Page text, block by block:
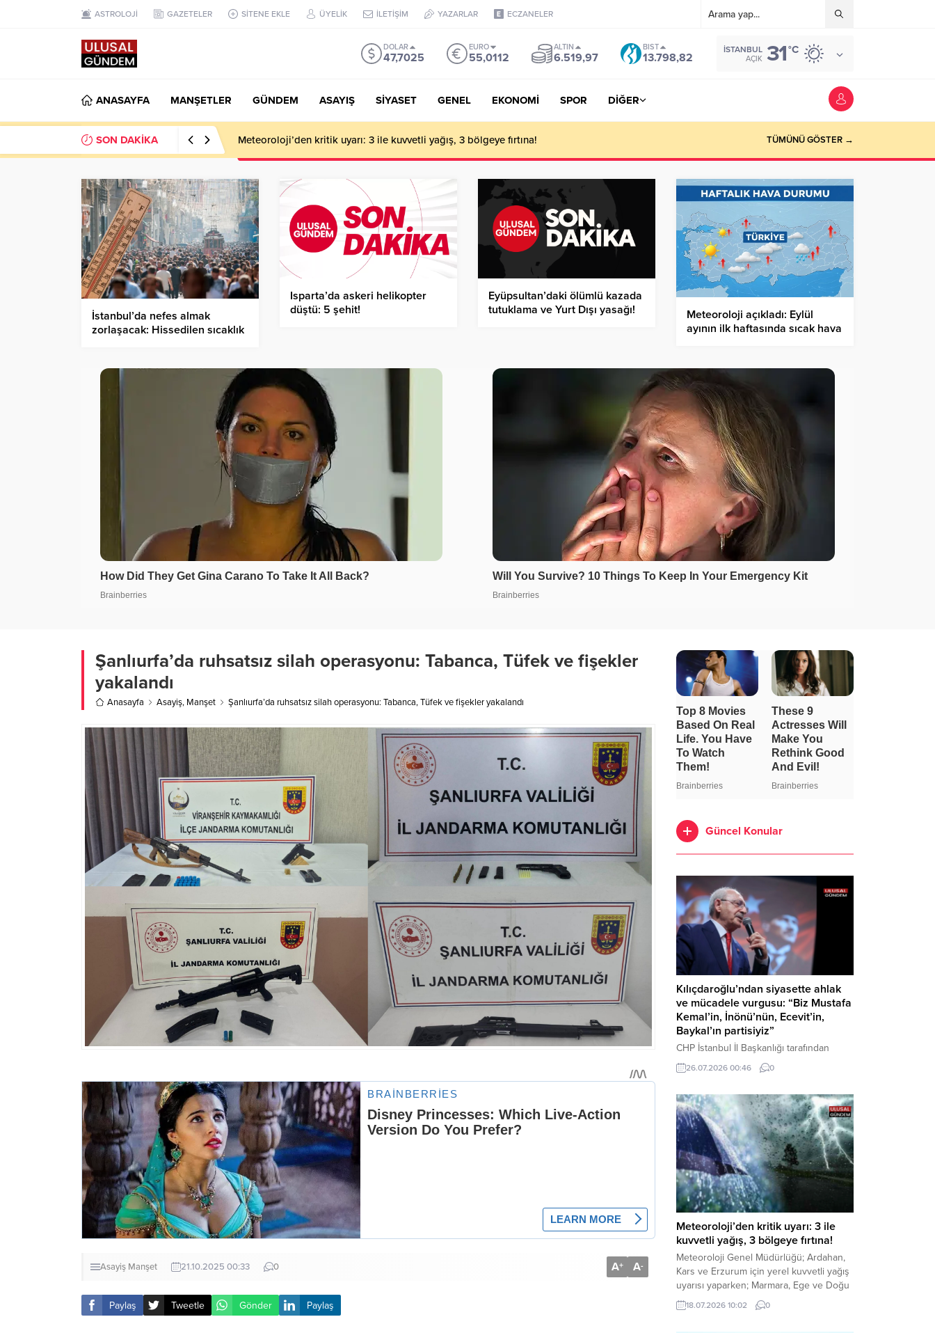
ASTROLOJİ GAZETELER SİTENE EKLE ÜYELİK İLETİŞİM YAZARLAR ECZANELER
DOLAR
47,7025
EURO
55,0112
ALTIN
6.519,97
BIST
13.798,82
İSTANBUL
AÇIK 31°C
ANASAYFA MANŞETLER GÜNDEM ASAYIŞ SİYASET GENEL EKONOMİ SPOR DİĞER
SON DAKİKA Meteoroloji’den kritik uyarı: 3 ile kuvvetli yağış, 3 bölgeye fırtına! TÜMÜNÜ GÖSTER →
İstanbul’da nefes almak
zorlaşacak: Hissedilen sıcaklık
Isparta’da askeri helikopter
düştü: 5 şehit!
Eyüpsultan’daki ölümlü kazada
tutuklama ve Yurt Dışı yasağı!
Meteoroloji açıkladı: Eylül
ayının ilk haftasında sıcak hava
Şanlıurfa’da ruhsatsız silah operasyonu: Tabanca, Tüfek ve fişekler
yakalandı
Anasayfa Asayiş, Manşet Şanlıurfa’da ruhsatsız silah operasyonu: Tabanca, Tüfek ve fişekler yakalandı
Asayiş Manşet 21.10.2025 00:33 0 A+ A-
Paylaş Tweetle Gönder Paylaş
Güncel Konular
Kılıçdaroğlu’ndan siyasette ahlak
ve mücadele vurgusu: “Biz Mustafa
Kemal’in, İnönü’nün, Ecevit’in,
Baykal’ın partisiyiz”
CHP İstanbul İl Başkanlığı tarafından
düzenlenen Üye Katılım Töreni’nde
konuşan Kemal Kılıçdaroğlu; partinin
beşli çetelerle mücadeleden Aile
Destekleri Sigortası’na kadar birçok kritik
konuda sert ve net mesajlar verdi. Haber
Merkezi – CHP Genel Başkanı Kemal
Kılıçdaroğlu, Rauf Denktaş Kültür
Merkezi’nde gerçekleştirilen ve yeni
üyelere rozetlerinin takıldığı...
26.07.2026 00:46 0
Meteoroloji’den kritik uyarı: 3 ile
kuvvetli yağış, 3 bölgeye fırtına!
Meteoroloji Genel Müdürlüğü; Ardahan,
Kars ve Erzurum için yerel kuvvetli yağış
uyarısı yaparken; Marmara, Ege ve Doğu
Anadolu’nun belirli kesimlerinde ise
saatte 60 kilometre hıza ulaşabilecek
18.07.2026 10:02 0